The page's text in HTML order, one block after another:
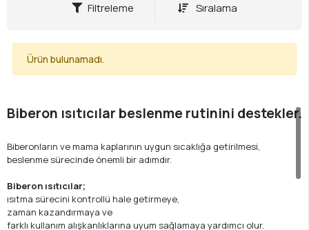
Filtreleme Sıralama
Ürün bulunamadı.
Biberon ısıtıcılar beslenme rutinini destekler.
Biberonların ve mama kaplarının uygun sıcaklığa getirilmesi,
beslenme sürecinde önemli bir adımdır.
Biberon ısıtıcılar;
ısıtma sürecini kontrollü hale getirmeye,
zaman kazandırmaya ve
farklı kullanım alışkanlıklarına uyum sağlamaya yardımcı olur.